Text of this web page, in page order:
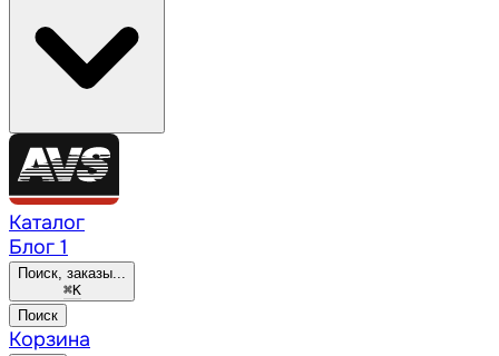
Каталог
Блог 1
Поиск, заказы...
⌘K
Поиск
Корзина